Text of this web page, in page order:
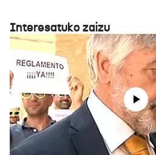
Interesatuko zaizu